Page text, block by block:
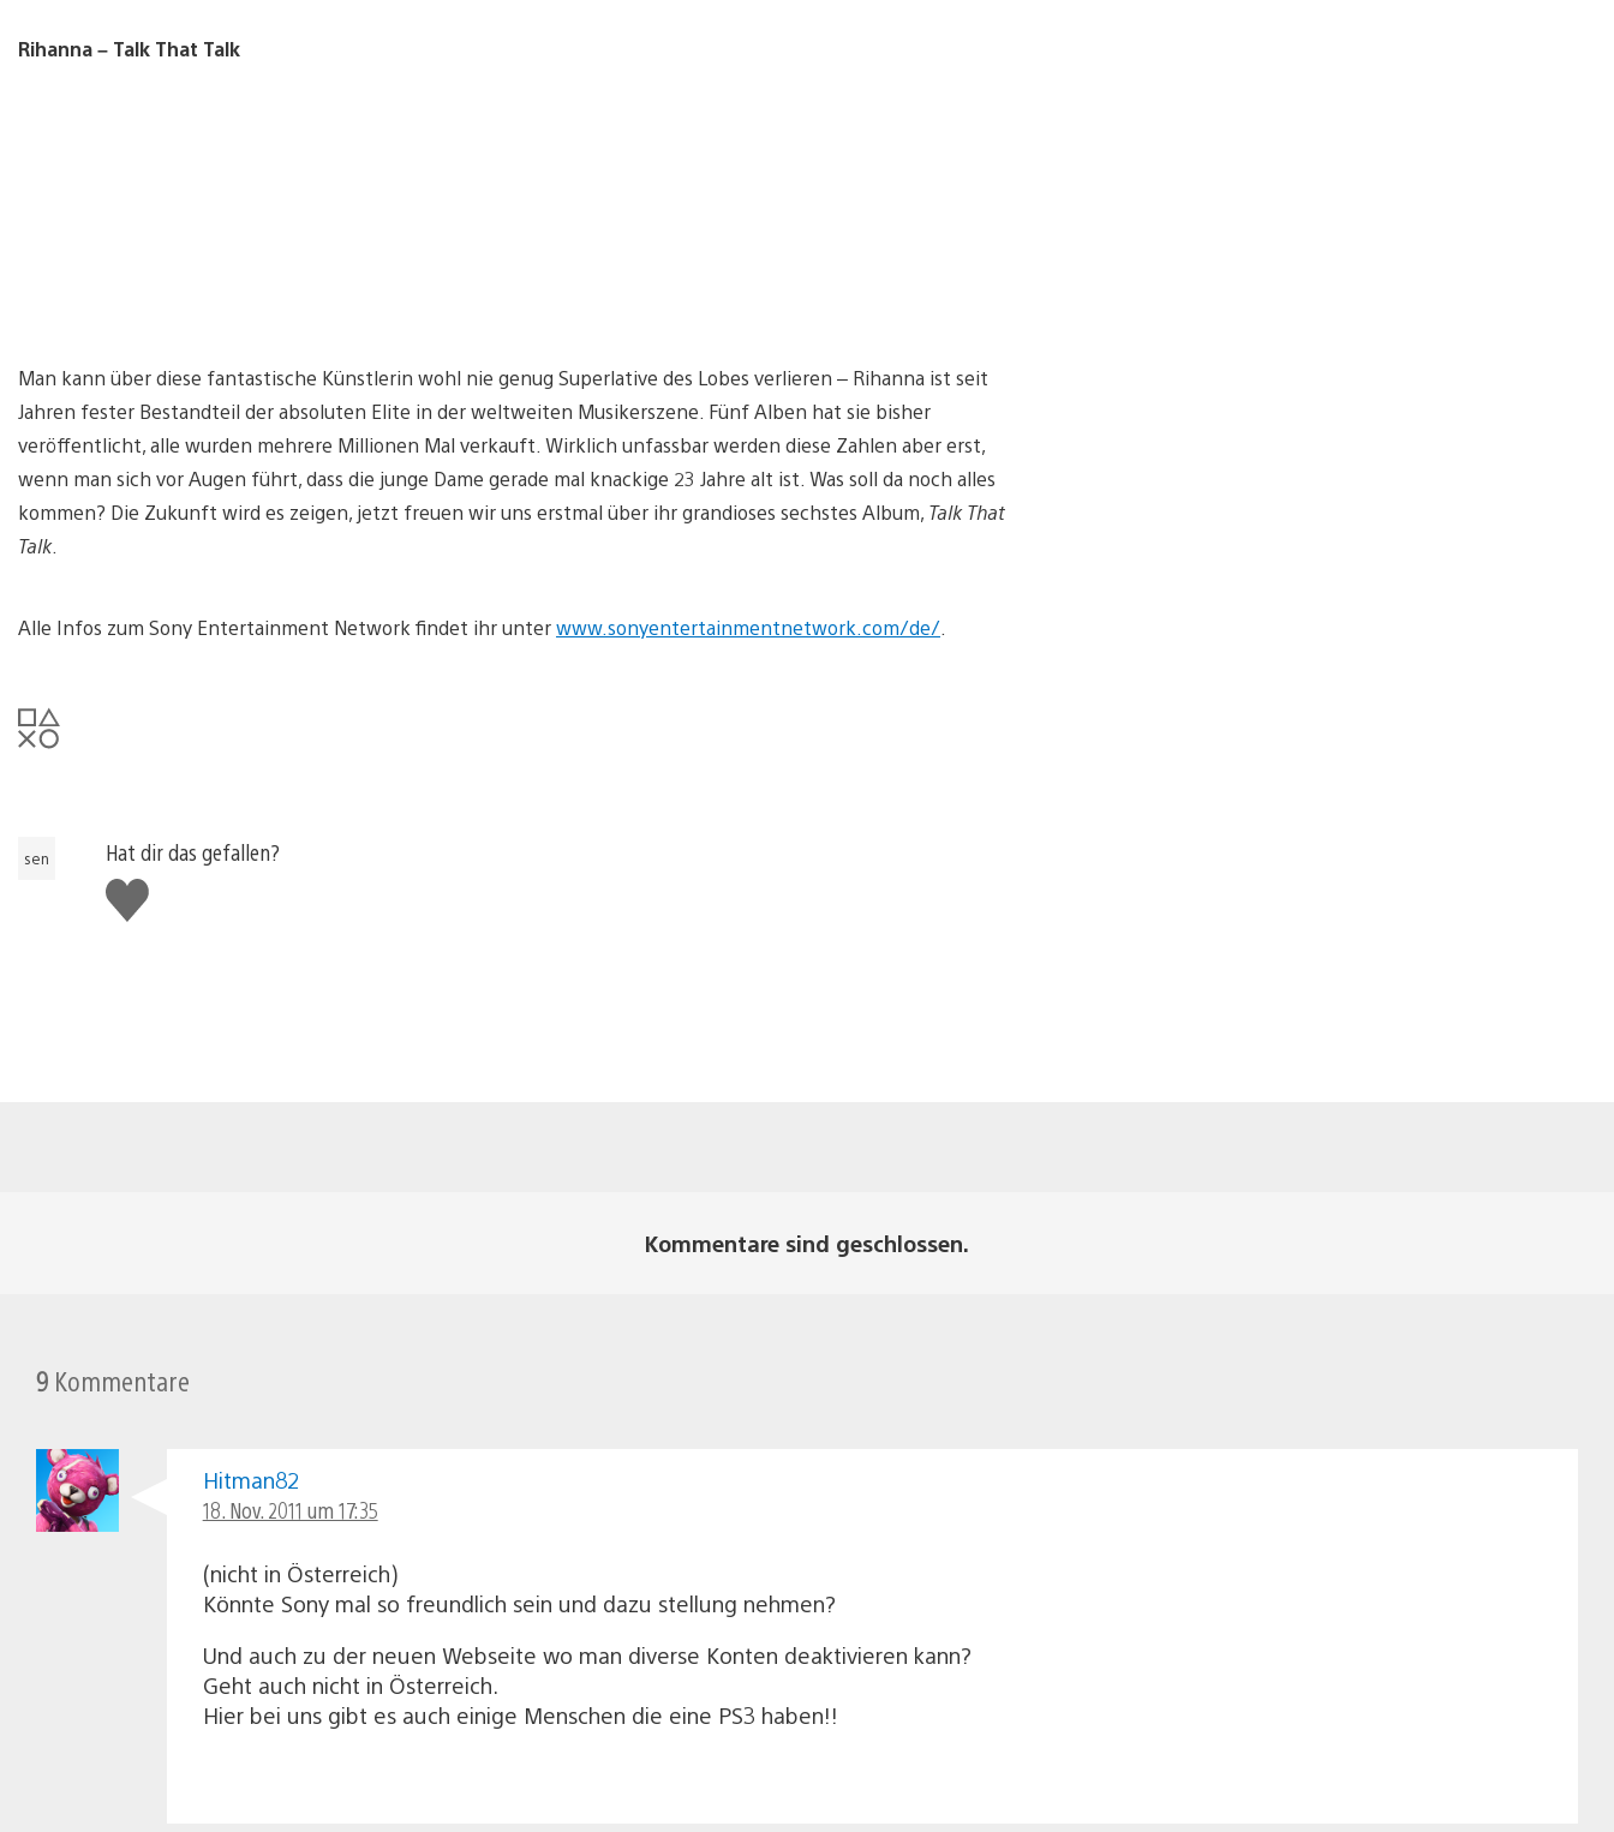
Rihanna – Talk That Talk
Man kann über diese fantastische Künstlerin wohl nie genug Superlative des Lobes verlieren – Rihanna ist seit
Jahren fester Bestandteil der absoluten Elite in der weltweiten Musikerszene. Fünf Alben hat sie bisher
veröffentlicht, alle wurden mehrere Millionen Mal verkauft. Wirklich unfassbar werden diese Zahlen aber erst,
wenn man sich vor Augen führt, dass die junge Dame gerade mal knackige 23 Jahre alt ist. Was soll da noch alles
kommen? Die Zukunft wird es zeigen, jetzt freuen wir uns erstmal über ihr grandioses sechstes Album, Talk That
Talk.
Alle Infos zum Sony Entertainment Network findet ihr unterwww.sonyentertainmentnetwork.com/de/
sen
Hat dir das gefallen?
Gefällt
mir
Kommentare sind geschlossen.
9 Kommentare
Hitman82
18. Nov. 2011 um 17:35
(nicht in Österreich)
Könnte Sony mal so freundlich sein und dazu stellung nehmen?
Und auch zu der neuen Webseite wo man diverse Konten deaktivieren kann?
Geht auch nicht in Österreich.
Hier bei uns gibt es auch einige Menschen die eine PS3 haben!!